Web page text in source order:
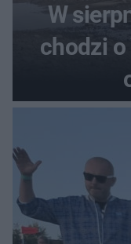
W
chodzi o